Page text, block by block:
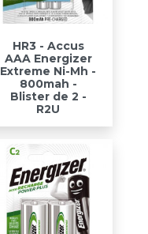
HR3 - Accus
AAA Energizer
Extreme Ni-Mh -
800mah -
Blister de 2 -
R2U